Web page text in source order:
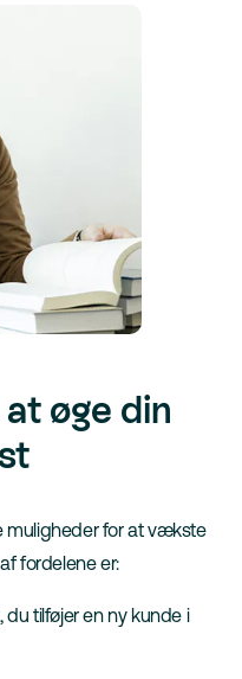
øge din
muligheder for at vækste
fordelene er:
tilføjer en ny kunde i